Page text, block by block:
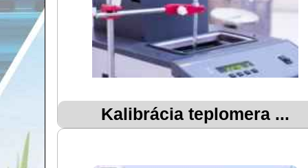
Kalibrácia teplomera ...